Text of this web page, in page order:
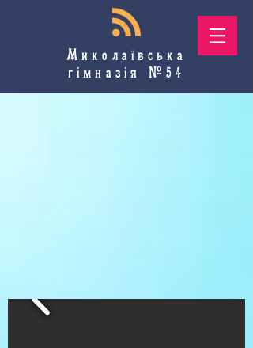
Миколаївська
гімназія №54